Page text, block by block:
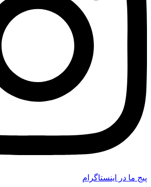
پیج ما در اینستاگرام